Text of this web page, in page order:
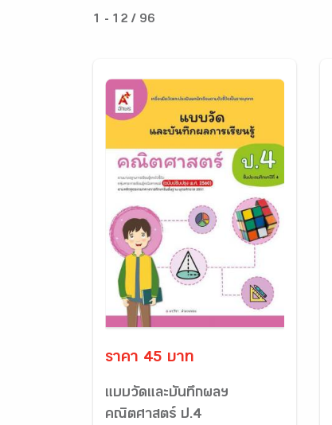
1 - 12 / 96
ราคา 45 บาท
แบบวัดและบันทึกผลฯ
คณิตศาสตร์ ป.4